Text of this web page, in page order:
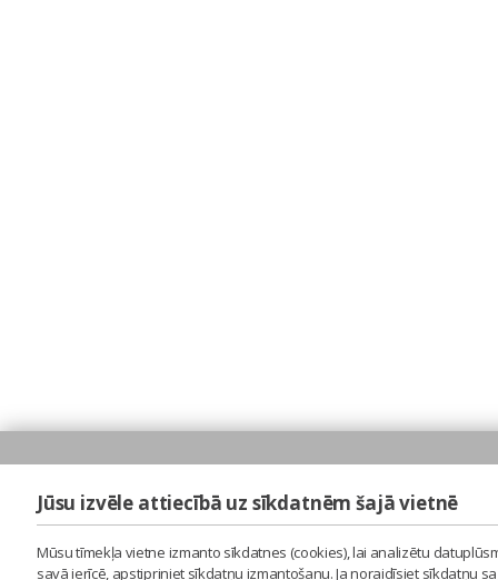
Jūsu izvēle attiecībā uz sīkdatnēm šajā vietnē
Mūsu tīmekļa vietne izmanto sīkdatnes (cookies), lai analizētu
savā ierīcē, apstipriniet sīkdatņu izmantošanu. Ja noraidīsiet sīkdatņu